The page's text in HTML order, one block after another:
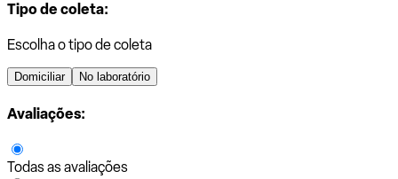
Tipo de coleta:
Escolha o tipo de coleta
Domiciliar No laboratório
Avaliações:
Todas as avaliações